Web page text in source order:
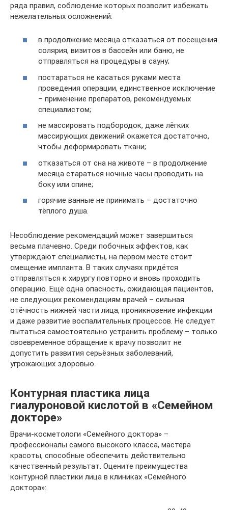
ряда правил, соблюдение которых позволит избежать
нежелательных осложнений:
в продолжение месяца отказаться от посещения
солярия, визитов в бассейн или баню, не
отправляться на процедуры в сауну;
постараться не касаться руками места
проведения операции, единственное исключение
– применение препаратов, рекомендуемых
специалистом;
не массировать подбородок, даже лёгких
массирующих движений окажется достаточно,
чтобы деформировать ткани;
отказаться от сна на животе – в продолжение
месяца стараться ночные часы проводить на
боку или спине;
горячие ванные не принимать – достаточно
тёплого душа.
Несоблюдение рекомендаций может завершиться
весьма плачевно. Среди побочных эффектов, как
утверждают специалисты, на первом месте стоит
смещение импланта. В таких случаях придётся
отправляться к хирургу повторно и вновь проходить
операцию. Ещё одна опасность, ожидающая пациентов,
не следующих рекомендациям врачей – сильная
отёчность нижней части лица, проникновение инфекции
и даже развитие воспалительных процессов. Не следует
пытаться самостоятельно устранить проблему – только
своевременное обращение к врачу позволит не
допустить развития серьёзных заболеваний,
угрожающих здоровью.
Контурная пластика лица
гиалуроновой кислотой в «Семейном
докторе»
Врачи-косметологи «Семейного доктора» –
профессионалы самого высокого класса, мастера
красоты, способные обеспечить действительно
качественный результат. Оцените преимущества
контурной пластики лица в клиниках «Семейного
доктора»: